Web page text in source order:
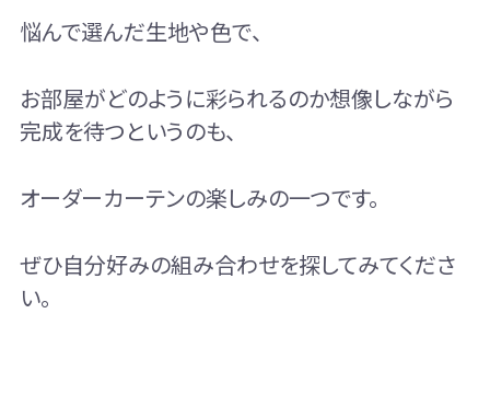
悩んで選んだ生地や色で、
お部屋がどのように彩られるのか想像しながら
完成を待つというのも、
オーダーカーテンの楽しみの一つです。
ぜひ自分好みの組み合わせを探してみてくださ
い。